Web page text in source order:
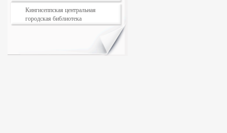
Кингисеппская центральная
городская библиотека